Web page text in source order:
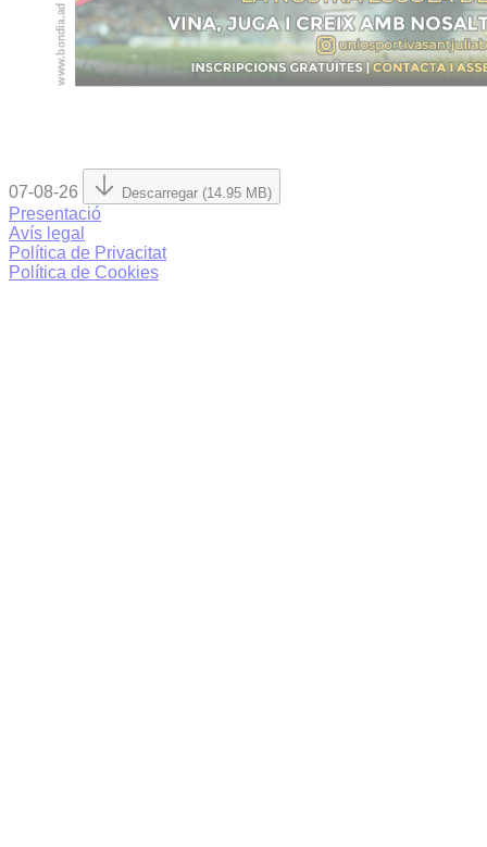
07-08-26 Descarregar (14.95 MB)
Presentació
Avís legal
Política de Privacitat
Política de Cookies